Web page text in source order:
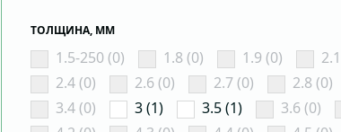
ТОЛЩИНА, ММ
1.5-250 (0) 1.8 (0) 1.9 (0)
2.4 (0)
2.6 (0) 2.7 (0) 2.8 (0)
3.4 (0)
3 (1) 3.5 (1) 3.6 (0)